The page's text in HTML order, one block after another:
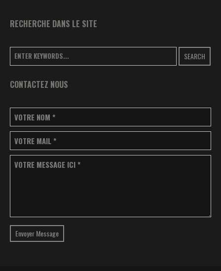
RECHERCHE DANS LE SITE
SEARCH
CONTACTEZ NOUS
VOTRE NOM *
VOTRE MAIL *
VOTRE MESSAGE ICI *
Envoyer Message